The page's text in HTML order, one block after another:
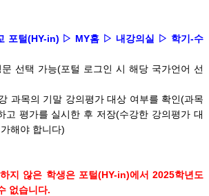
포털(HY-in) ▷ MY홈 ▷ 내강의실 ▷ 학기-수
선택 가능(포털 로그인 시 해당 국가언어 선
과목의 기말 강의평가 대상 여부를 확인(과목
고 평가를 실시한 후 저장(수강한 강의평가 대
해야 합니다)
지 않은 학생은 포털(HY-in)에서 2025학년도
없습니다.